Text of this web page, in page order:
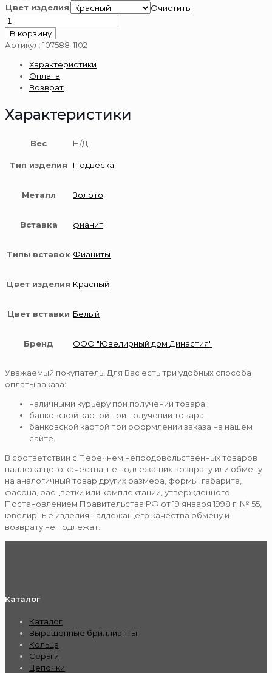
Цвет изделия
Очистить
Количество
товара
Подвеска-
золота
В корзину
Артикул: 107588-1102
Характеристики
Оплата
Возврат
Характеристики
Вес Н/Д
Тип изделия Подвеска
Металл Золото
Вставка фианит
Типы вставок Фианиты
Цвет изделия Красный
Цвет вставки Белый
Бренд ООО "Ювелирный дом Династия"
Уважаемый покупатель! Для Вас есть три удобных способа
оплаты заказа:
наличными курьеру при получении товара;
банковской картой при получении товара;
банковской картой при оформлении заказа на нашем
сайте.
В соответствии с Перечнем непродовольственных товаров
надлежащего качества, не подлежащих возврату или обмену
на аналогичный товар других размера, формы, габарита,
фасона, расцветки или комплектации, утвержденного
Постановлением Правительства РФ от 19 января 1998 г. № 55,
ювелирные изделия надлежащего качества обмену и
возврату не подлежат.
Каталог
Каталог
Выращенные бриллианты
Кольца
Серьги
Цепочки